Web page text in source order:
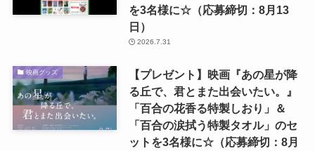
を3名様に☆（応募締切：8月13
日）
2026.7.31
映画グッズ
【プレゼント】映画『あの星が降
る丘で、君とまた出会いたい。』
「百合の花香る特製しおり」＆
「百合の涙拭う特製タオル」のセ
ットを3名様に☆（応募締切：8月